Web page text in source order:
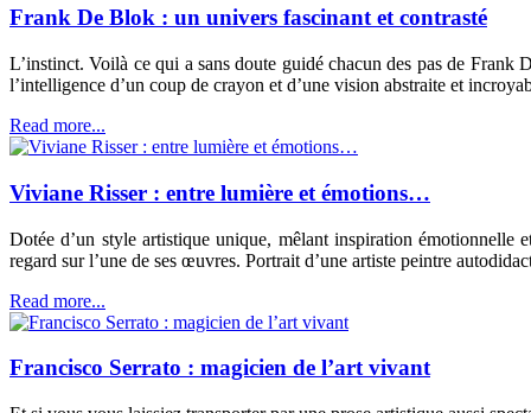
Frank De Blok : un univers fascinant et contrasté
L’instinct. Voilà ce qui a sans doute guidé chacun des pas de
l’intelligence d’un coup de crayon et d’une vision abstraite et
Read more...
Viviane Risser : entre lumière et émotions…
Dotée d’un style artistique unique, mêlant inspiration émotionnelle
regard sur l’une de ses œuvres. Portrait d’une artiste peintre
Read more...
Francisco Serrato : magicien de l’art vivant